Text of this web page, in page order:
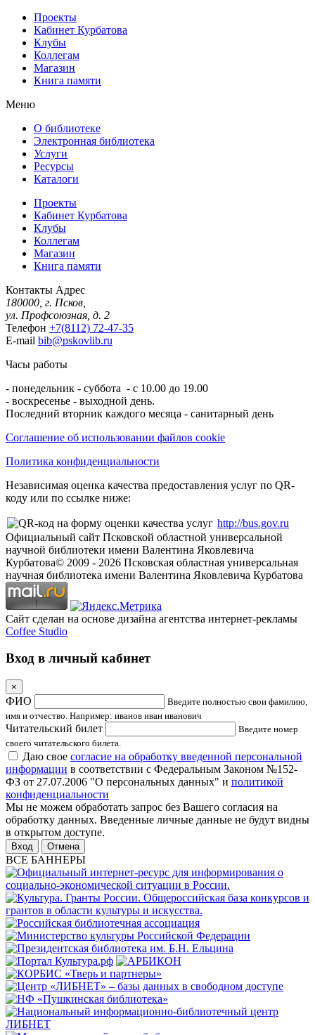
Проекты
Кабинет Курбатова
Клубы
Коллегам
Магазин
Книга памяти
Меню
О библиотеке
Электронная библиотека
Услуги
Ресурсы
Каталоги
Проекты
Кабинет Курбатова
Клубы
Коллегам
Магазин
Книга памяти
Контакты Адрес
180000, г. Псков,
ул. Профсоюзная, д. 2
Телефон +7(8112) 72-47-35
E-mail bib@pskovlib.ru
Часы работы
- понедельник - суббота - с 10.00 до 19.00
- воскресенье - выходной день.
Последний вторник каждого месяца - санитарный день
Соглашение об использовании файлов cookie
Политика конфиденциальности
Независимая оценка качества предоставления услуг по QR-
коду или по ссылке ниже:
http://bus.gov.ru
Официальный сайт Псковской областной универсальной
научной библиотеки имени Валентина Яковлевича
Курбатова© 2009 - 2026 Псковская областная универсальная
научная библиотека имени Валентина Яковлевича Курбатова
Сайт сделан на основе дизайна агентства интернет-рекламы
Coffee Studio
Вход в личный кабинет
×
ФИО
Введите полностью свои фамилию,
имя и отчество. Например: иванов иван иванович
Читательский билет
Введите номер
своего читательского билета.
Даю свое согласие на обработку введенной персональной
информации в соответствии с Федеральным Законом №152-
ФЗ от 27.07.2006 "О персональных данных" и политикой
конфиденциальности
Мы не можем обработать запрос без Вашего согласия на
обработку данных. Введенные личные данные не будут видны
в открытом доступе.
Отмена
ВСЕ БАННЕРЫ